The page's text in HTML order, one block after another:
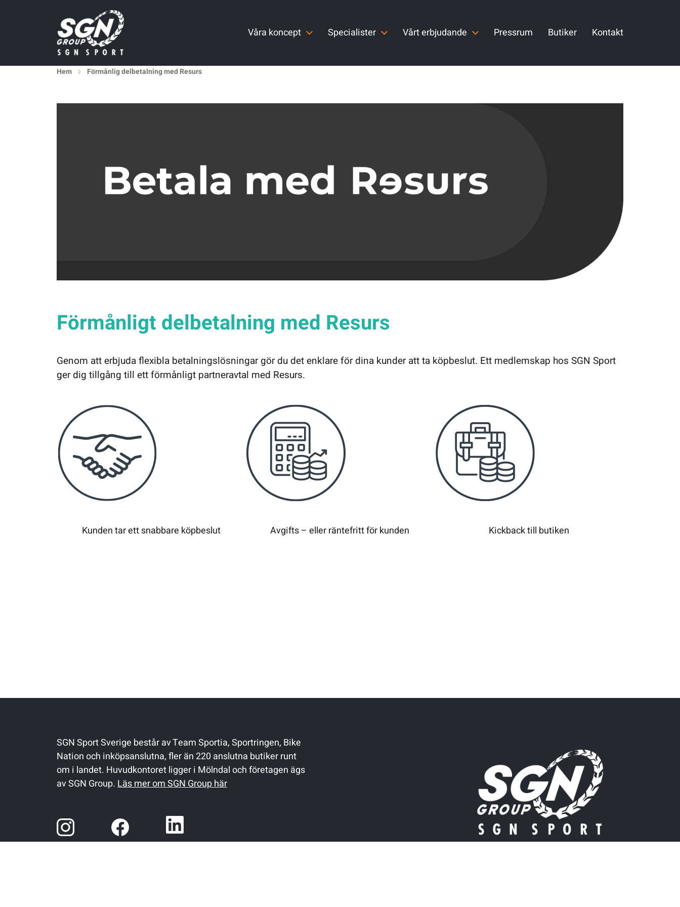
Våra koncept Specialister Vårt erbjudande Pressrum Butiker Kontakt
Hem Förmånlig delbetalning med Resurs
Förmånligt delbetalning med Resurs
Genom att erbjuda flexibla betalningslösningar gör du det enklare för dina kunder att ta köpbeslut. Ett medlemskap hos SGN Sport
ger dig tillgång till ett förmånligt partneravtal med Resurs.
Kunden tar ett snabbare köpbeslut Avgifts – eller räntefritt för kunden Kickback till butiken
SGN Sport Sverige består av Team Sportia, Sportringen, Bike
Nation och inköpsanslutna, fler än 220 anslutna butiker runt
om i landet. Huvudkontoret ligger i Mölndal och företagen ägs
av SGN Group.Läs mer om SGN Group här